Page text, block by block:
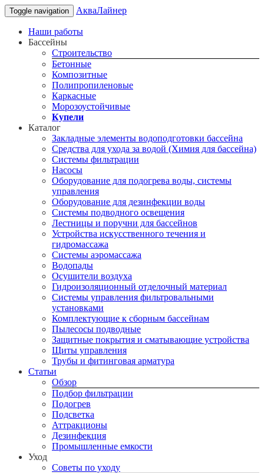
Toggle navigation АкваЛайнер
Наши работы
Бассейны
Строительство
Бетонные
Композитные
Полипропиленовые
Каркасные
Морозоустойчивые
Купели
Каталог
Закладные элементы водоподготовки бассейна
Средства для ухода за водой (Химия для бассейна)
Системы фильтрации
Насосы
Оборудование для подогрева воды, системы
управления
Оборудование для дезинфекции воды
Системы подводного освещения
Лестницы и поручни для бассейнов
Устройства искусственного течения и
гидромассажа
Системы аэромассажа
Водопады
Осушители воздуха
Гидроизоляционный отделочный материал
Системы управления фильтровальными
установками
Комплектующие к сборным бассейнам
Пылесосы подводные
Защитные покрытия и сматывающие устройства
Щиты управления
Трубы и фитинговая арматура
Статьи
Обзор
Подбор фильтрации
Подогрев
Подсветка
Аттракционы
Дезинфекция
Промышленные емкости
Уход
Советы по уходу